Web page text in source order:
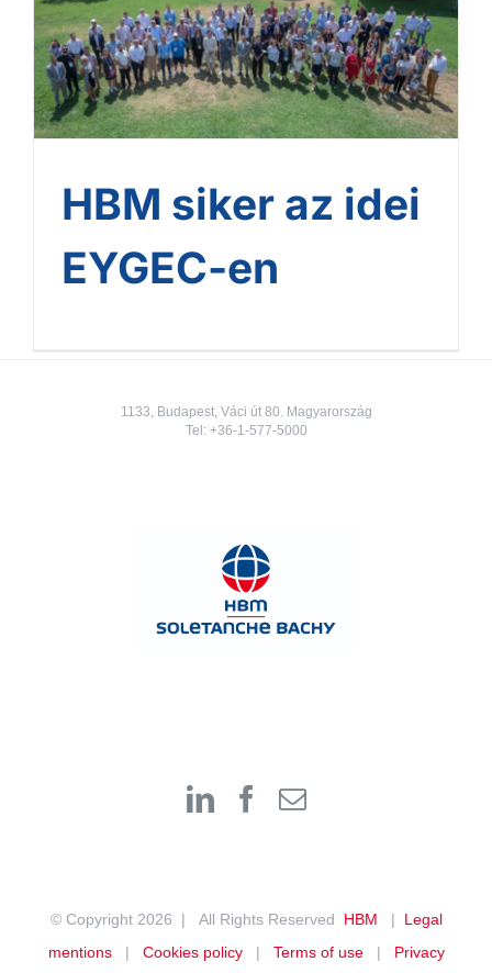
HBM siker az idei EYGEC-
en
HBM siker az idei
EYGEC-en
1133, Budapest, Váci út 80. Magyarország
Tel: +36-1-577-5000
© Copyright 2026 | All Rights Reserved HBM | Legal
mentions| Cookies policy| Terms of use| Privacy